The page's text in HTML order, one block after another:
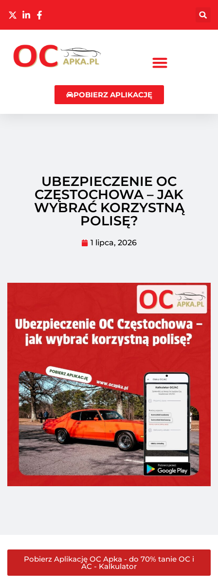
POBIERZ APLIKACJĘ
UBEZPIECZENIE OC
CZĘSTOCHOWA – JAK
WYBRAĆ KORZYSTNĄ
POLISĘ?
1 lipca, 2026
Pobierz Aplikację OC Apka - do 70% tanie OC i
AC - Kalkulator